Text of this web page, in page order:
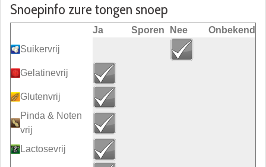
Snoepinfo zure tongen snoep
Ja Sporen Nee
Onbekend
Suikervrij
Gelatinevrij
Glutenvrij
Pinda & Noten
vrij
Lactosevrij